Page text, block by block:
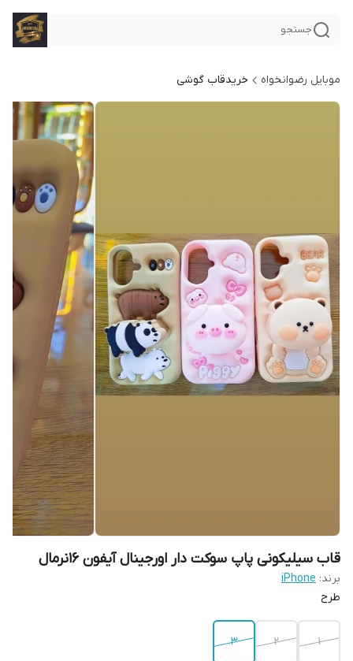
جستجو
موبایل رضوانخواه خریدقاب گوشی
قاب سیلیکونی پاپ سوکت دار اورجینال آیفون 16نرمال
برند: iPhone
طرح
1
2
3